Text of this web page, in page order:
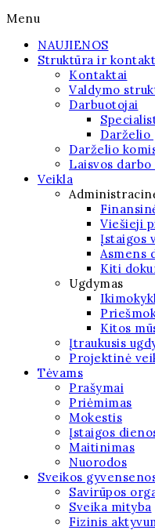
Menu
NAUJIENOS
Struktūra ir
Kontaktai
Valdymo
Darbuotojai
Darželio
Darželio
Laisvos
Veikla
Viešieji
Įstaigos
Asmens
Kiti
Ugdymas
Kitos
Įtraukusis
Projektinė
Tėvams
Prašymai
Priėmimas
Mokestis
Įstaigos
Maitinimas
Nuorodos
Sveikos
Savirūpos
Sveika mityba
Fizinis